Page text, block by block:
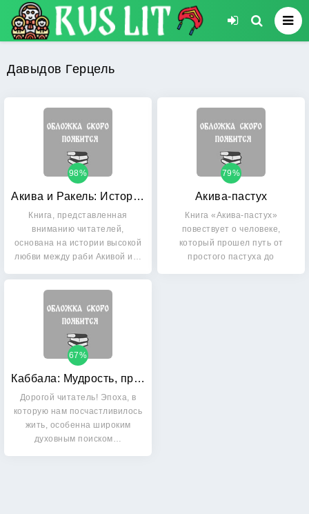
Давыдов Герцель
Акива и Ракель: История великой любви
98%
Книга, представленная
вниманию читателей,
основана на истории высокой
любви между раби Акивой и…
Акива-пастух
79%
Книга «Акива-пастух»
повествует о человеке,
который прошел путь от
простого пастуха до
Каббала: Мудрость, пронесенная сквозь тысячелетия
67%
Дорогой читатель! Эпоха, в
которую нам посчастливилось
жить, особенна широким
духовным поиском…